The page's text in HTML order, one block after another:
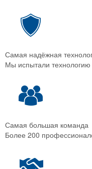
Самая надёжная
Мы испытали технологию
Самая большая команда
Более 200